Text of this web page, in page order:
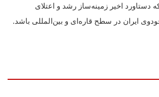
دستاورد اخیر زمینه‌ساز رشد و اعتلای
ایران در سطح قاره‌ای و بین‌المللی باشد.